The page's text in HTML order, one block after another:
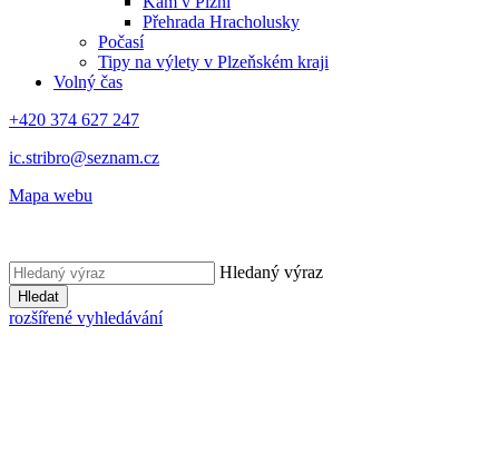
Přehrada Hracholusky
Počasí
Tipy na výlety v Plzeňském kraji
Volný čas
+420 374 627 247
ic.stribro@seznam.cz
Mapa webu
Hledaný výraz
Hledat
rozšířené vyhledávání